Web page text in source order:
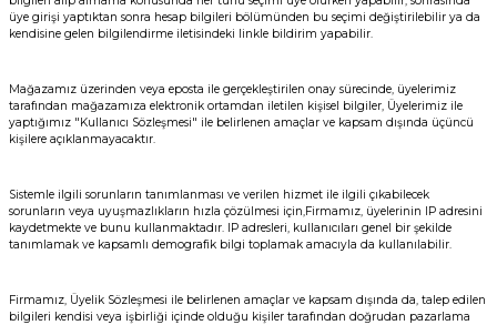
üye girişi yaptıktan sonra hesap bilgileri bölümünden bu seçimi değiştirilebilir ya da
kendisine gelen bilgilendirme iletisindeki linkle bildirim yapabilir.
Mağazamız üzerinden veya eposta ile gerçekleştirilen onay sürecinde, üyelerimiz
tarafından mağazamıza elektronik ortamdan iletilen kişisel bilgiler, Üyelerimiz ile
yaptığımız "Kullanıcı Sözleşmesi" ile belirlenen amaçlar ve kapsam dışında üçüncü
kişilere açıklanmayacaktır.
Sistemle ilgili sorunların tanımlanması ve verilen hizmet ile ilgili çıkabilecek
sorunların veya uyuşmazlıkların hızla çözülmesi için,Firmamız, üyelerinin IP adresini
kaydetmekte ve bunu kullanmaktadır. IP adresleri, kullanıcıları genel bir şekilde
tanımlamak ve kapsamlı demografik bilgi toplamak amacıyla da kullanılabilir.
Firmamız, Üyelik Sözleşmesi ile belirlenen amaçlar ve kapsam dışında da, talep edilen
bilgileri kendisi veya işbirliği içinde olduğu kişiler tarafından doğrudan pazarlama